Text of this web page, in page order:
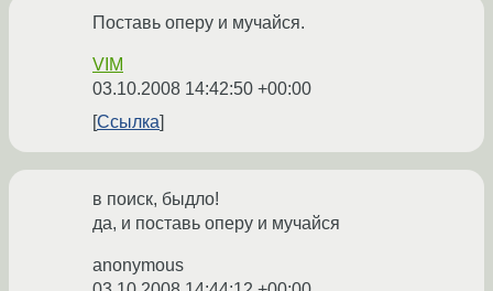
Поставь оперу и мучайся.
VIM
03.10.2008 14:42:50 +00:00
Ссылка
в поиск, быдло!
да, и поставь оперу и мучайся
anonymous